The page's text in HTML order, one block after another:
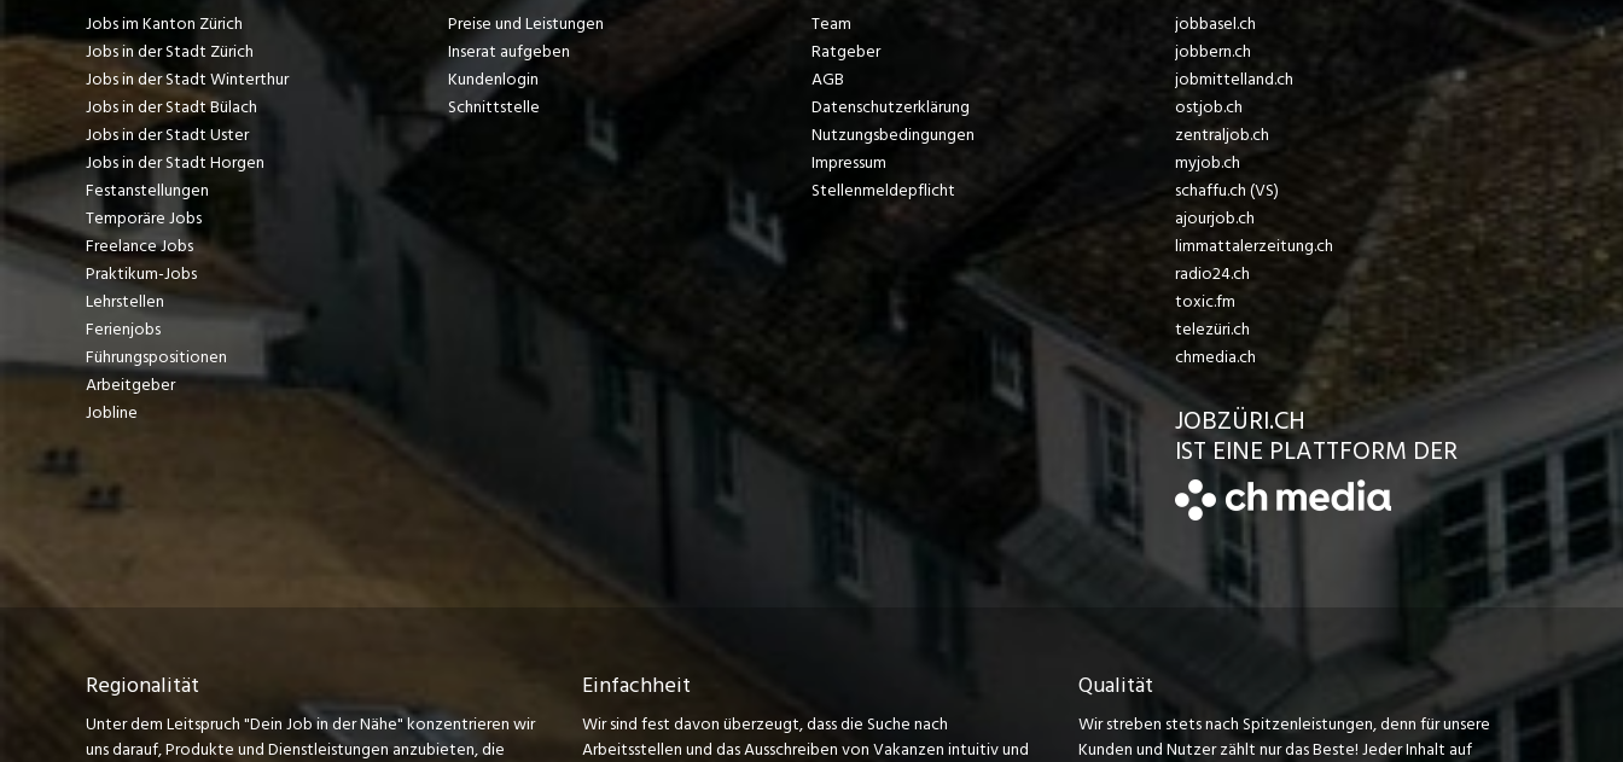
Jobs im Kanton Zürich
Jobs in der Stadt Zürich
Jobs in der Stadt Winterthur
Jobs in der Stadt Bülach
Jobs in der Stadt Uster
Jobs in der Stadt Horgen
Festanstellungen
Temporäre Jobs
Freelance Jobs
Praktikum-Jobs
Lehrstellen
Ferienjobs
Führungspositionen
Arbeitgeber
Jobline
Preise und Leistungen
Inserat aufgeben
Kundenlogin
Schnittstelle
Team
Ratgeber
AGB
Datenschutzerklärung
Nutzungsbedingungen
Impressum
Stellenmeldepflicht
jobbasel.ch
jobbern.ch
jobmittelland.ch
ostjob.ch
zentraljob.ch
myjob.ch
schaffu.ch (VS)
ajourjob.ch
limmattalerzeitung.ch
radio24.ch
toxic.fm
telezüri.ch
chmedia.ch
JOBZÜRI.CH
IST EINE PLATTFORM DER
Regionalität
Unter dem Leitspruch "Dein Job in der Nähe" konzentrieren wir
uns darauf, Produkte und Dienstleistungen anzubieten, die
Einfachheit
Wir sind fest davon überzeugt, dass die Suche nach
Arbeitsstellen und das Ausschreiben von Vakanzen intuitiv und
Qualität
Wir streben stets nach Spitzenleistungen, denn für unsere
Kunden und Nutzer zählt nur das Beste! Jeder Inhalt auf